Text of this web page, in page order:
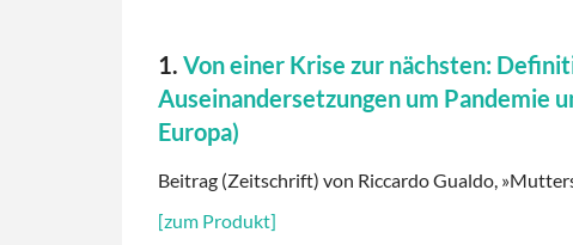
1. Von einer Krise zur nächsten:
Auseinandersetzungen um Pandemie
Europa)
Beitrag (Zeitschrift) von Riccardo Gualdo,
[zum Produkt]